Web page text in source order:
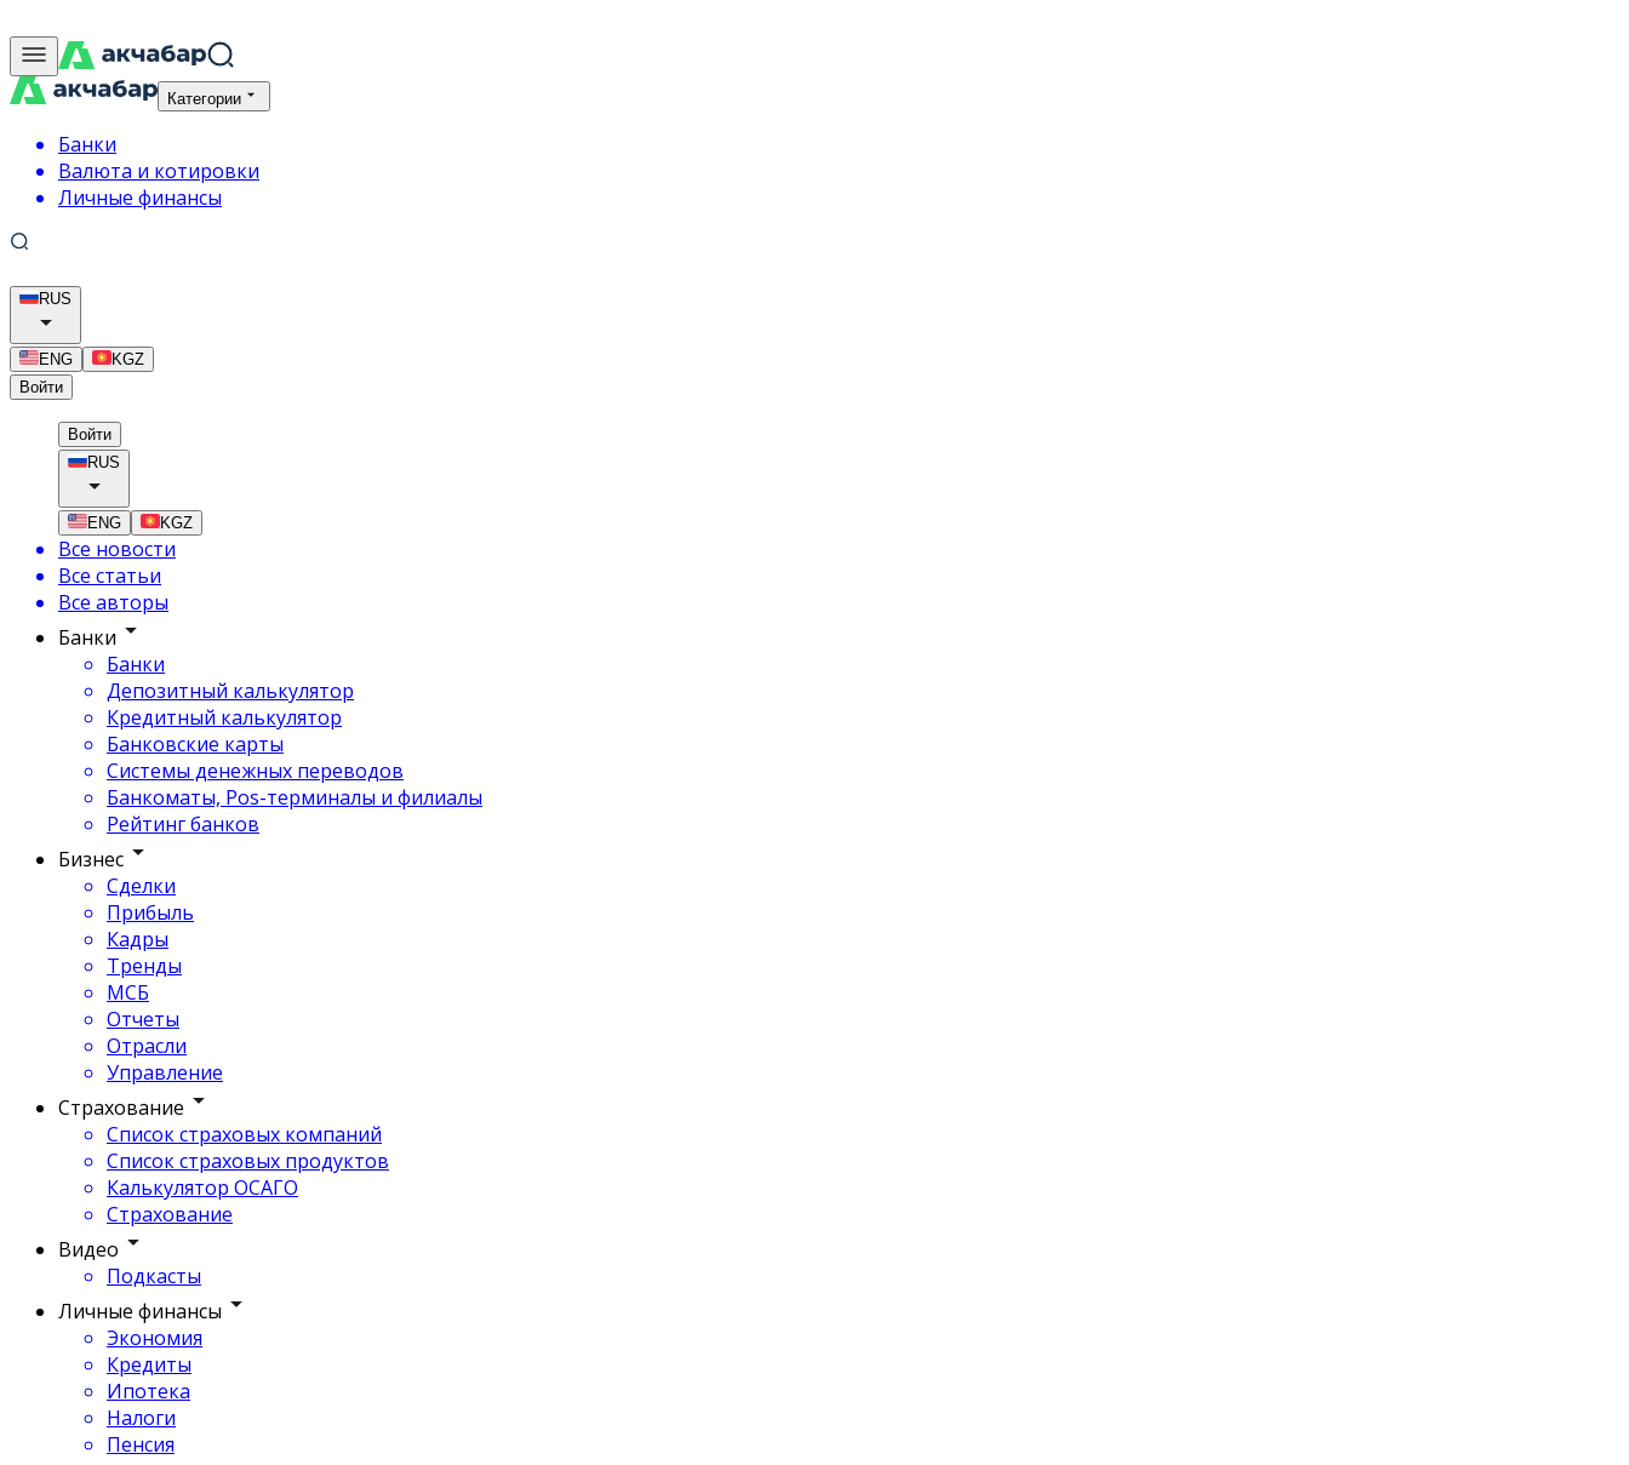
Категории
Банки
Валюта и котировки
Личные финансы
RUS
ENG
KGZ
Войти
Войти
RUS
ENG KGZ
Все новости
Все статьи
Все авторы
Банки
Банки
Депозитный калькулятор
Кредитный калькулятор
Банковские карты
Системы денежных переводов
Банкоматы, Pos-терминалы и филиалы
Рейтинг банков
Бизнес
Сделки
Прибыль
Кадры
Тренды
МСБ
Отчеты
Отрасли
Управление
Страхование
Список страховых компаний
Список страховых продуктов
Калькулятор ОСАГО
Страхование
Видео
Подкасты
Личные финансы
Экономия
Кредиты
Ипотека
Налоги
Пенсия